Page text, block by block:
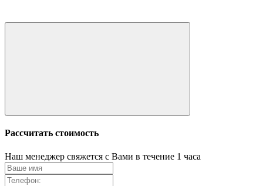
Рассчитать стоимость
Наш менеджер свяжется с Вами в течение 1 часа